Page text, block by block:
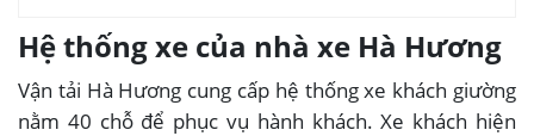
Hệ thống xe của nhà xe Hà Hương
Vận tải Hà Hương cung cấp hệ thống xe khách giường
nằm 40 chỗ để phục vụ hành khách. Xe khách hiện